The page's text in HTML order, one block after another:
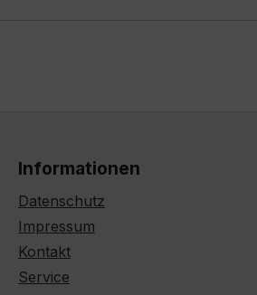
Informationen
Datenschutz
Impressum
Kontakt
Service